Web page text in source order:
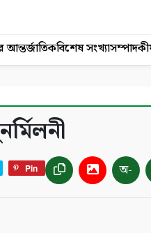
আন্তর্জাতিকবিশেষ সংখ্যা
Pin অ-